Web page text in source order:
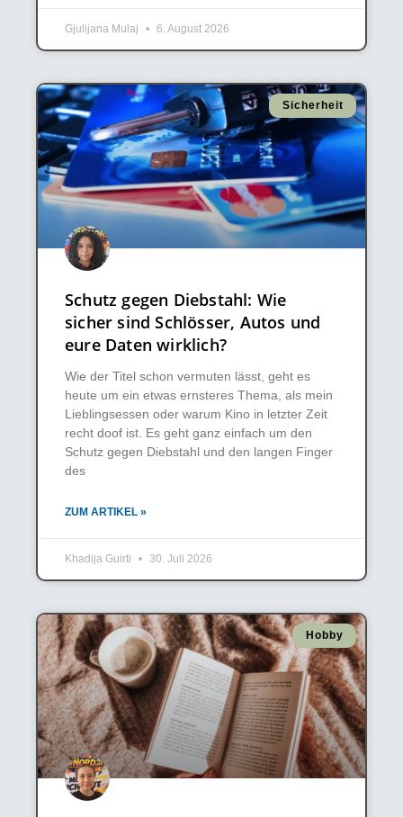
Gjulijana Mulaj 6. August 2026
Sicherheit
Schutz gegen Diebstahl: Wie
sicher sind Schlösser, Autos und
eure Daten wirklich?
Wie der Titel schon vermuten lässt, geht es
heute um ein etwas ernsteres Thema, als mein
Lieblingsessen oder warum Kino in letzter Zeit
recht doof ist. Es geht ganz einfach um den
Schutz gegen Diebstahl und den langen Finger
des
ZUM ARTIKEL »
Khadija Guirti 30. Juli 2026
Hobby